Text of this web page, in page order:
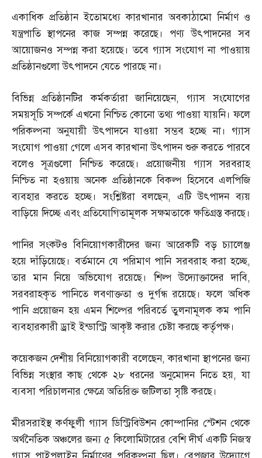
একাধিক প্রতিষ্ঠান ইতোমধ্যে কারখানার অবকাঠামো নির্মাণ ও
যন্ত্রপাতি স্থাপনের কাজ সম্পন্ন করেছে। পণ্য উৎপাদনের সব
আয়োজনও সম্পন্ন করা হয়েছে। তবে গ্যাস সংযোগ না পাওয়ায়
প্রতিষ্ঠানগুলো উৎপাদনে যেতে পারছে না।
বিভিন্ন প্রতিষ্ঠানটির কর্মকর্তারা জানিয়েছেন,গ্যাস সংযোগের
সময়সূচি সম্পর্কে এখনো নিশ্চিত কোনো তথ্য পাওয়া যায়নি। ফলে
পরিকল্পনা অনুযায়ী উৎপাদনে যাওয়া সম্ভব হচ্ছে না। গ্যাস
সংযোগ পাওয়া গেলে এসব কারখানা উৎপাদন শুরু করতে পারবে
বলেও সূত্রগুলো নিশ্চিত করেছে। প্রয়োজনীয় গ্যাস সরবরাহ
নিশ্চিত না হওয়ায় অনেক প্রতিষ্ঠানকে বিকল্প হিসেবে এলপিজি
ব্যবহার করতে হচ্ছে। সংশ্লিষ্টরা বলছেন, এটি উৎপাদন ব্যয়
বাড়িয়ে দিচ্ছে এবং প্রতিযোগিতামূলক সক্ষমতাকে ক্ষতিগ্রস্ত করছে।
পানির সংকটও বিনিয়োগকারীদের জন্য আরেকটি বড় চ্যালেঞ্জ
হয়ে দাঁড়িয়েছে। বর্তমানে যে পরিমাণ পানি সরবরাহ করা হচ্ছে,
তার মান নিয়ে অভিযোগ রয়েছে। শিল্প উদ্যোক্তাদের দাবি,
সরবরাহকৃত পানিতে লবণাক্ততা ও দুর্গন্ধ রয়েছে। ফলে অধিক
পানি প্রয়োজন হয় এমন শিল্পের পরিবর্তে তুলনামূলক কম পানি
ব্যবহারকারী ড্রাই ইন্ডাস্ট্রি আকৃষ্ট করার চেষ্টা করছে কর্তৃপক্ষ।
কয়েকজন দেশীয় বিনিয়োগকারী বলেছেন,কারখানা স্থাপনের জন্য
বিভিন্ন সংস্থার কাছ থেকে ২৮ ধরনের অনুমোদন নিতে হয়,যা
ব্যবসা পরিচালনার ক্ষেত্রে অতিরিক্ত জটিলতা সৃষ্টি করছে।
মীরসরাইস্থ কর্ণফুলী গ্যাস ডিস্ট্রিবিউশন কোম্পানির স্টেশন থেকে
অর্থনৈতিক অঞ্চলের জন্য ৫ কিলোমিটারের বেশি দীর্ঘ একটি নিজস্ব